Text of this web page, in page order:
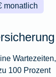
monatlich
Wartezeiten,
100 Prozent